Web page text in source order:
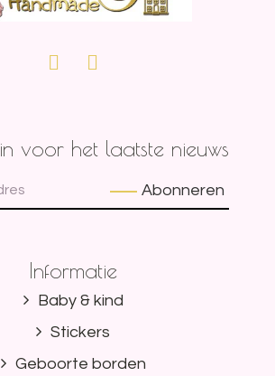
voor het laatste nieuws
Abonneren
Informatie
Baby & kind
Stickers
Geboorte borden